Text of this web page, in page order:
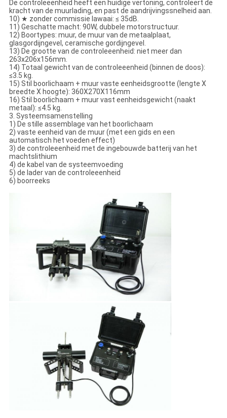
De controleeenheid heeft een huidige vertoning, controleert de
kracht van de muurlading, en past de aandrijvingssnelheid aan.
10) ★ zonder commissie lawaai: ≤ 35dB.
11) Geschatte macht: 90W, dubbele motorstructuur.
12) Boortypes: muur, de muur van de metaalplaat,
glasgordijngevel, ceramische gordijngevel.
13) De grootte van de controleeenheid: niet meer dan
263x206x156mm.
14) Totaal gewicht van de controleeenheid (binnen de doos):
≤3.5 kg.
15) Stil boorlichaam + muur vaste eenheidsgrootte (lengte X
breedte X hoogte): 360X270X116mm
16) Stil boorlichaam + muur vast eenheidsgewicht (naakt
metaal): ≤4.5 kg.
3. Systeemsamenstelling
1) De stille assemblage van het boorlichaam
2) vaste eenheid van de muur (met een gids en een
automatisch het voeden effect)
3) de controleeenheid met de ingebouwde batterij van het
machtslithium
4) de kabel van de systeemvoeding
5) de lader van de controleeenheid
6) boorreeks